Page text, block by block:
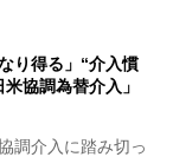
り得る」“介入慣
協調為替介入」
調介入に踏み切っ